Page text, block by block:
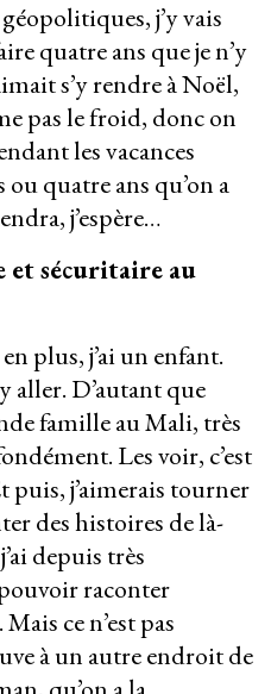
j’y vais
quatre ans que je n’y
s’y rendre à Noël,
pas le froid, donc on
les vacances
quatre ans qu’on a
j’espère…
sécuritaire au
plus, j’ai un enfant.
aller. D’autant que
famille au Mali, très
Les voir, c’est
j’aimerais tourner
des histoires de là-
depuis très
raconter
ce n’est pas
à un autre endroit de